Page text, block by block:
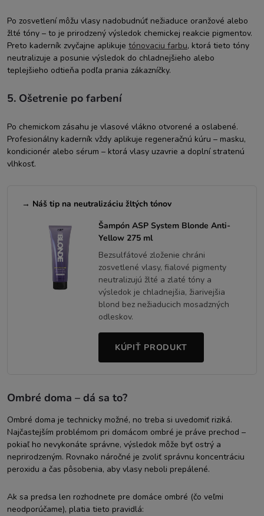
Po zosvetlení môžu vlasy nadobudnúť nežiaduce oranžové alebo
žlté tóny – to je prirodzený výsledok chemickej reakcie pigmentov.
Preto kaderník zvyčajne aplikuje tónovaciu farbu, ktorá tieto tóny
neutralizuje a posunie výsledok do chladnejšieho alebo
teplejšieho odtieňa podľa prania zákazníčky.
5. Ošetrenie po farbení
Po chemickom zásahu je vlasové vlákno otvorené a oslabené.
Profesionálny kaderník vždy aplikuje regeneračnú kúru – masku,
kondicionér alebo sérum – ktorá vlasy uzavrie a doplní stratenú
vlhkosť.
→ Náš tip na neutralizáciu žltých tónov
Šampón ASP System Blonde Anti-
Yellow 275 ml
Bezsulfátové zloženie chráni
zosvetlené vlasy, fialové pigmenty
neutralizujú žlté a zlaté tóny a
výsledok je chladnejšia, žiarivejšia
blond bez nežiaducich mosadzných
odleskov.
KÚPIŤ PRODUKT
Ombré doma – dá sa to?
Ombré doma je technicky možné, no treba si uvedomiť riziká.
Najčastejším problémom pri domácom ombré je práve prechod –
pokiaľ ho nevykonáte správne, výsledok môže byť ostrý a
neprirodzeným. Rovnako náročné je zvoliť správnu koncentráciu
peroxidu a čas pôsobenia, aby vlasy neboli prepálené.
Ak sa predsa len rozhodnete pre domáce ombré (čo veľmi
neodporúčame), platia tieto pravidlá: